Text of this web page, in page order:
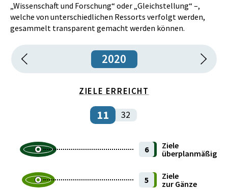
Familie, Kinder und Jugend
Gesundheit
Information, Beratung, Services
Öffentliche Finanzen
Recht und Sicherheit
„Wissenschaft und Forschung“ oder „Gleichstellung“ –,
welche von unterschiedlichen Ressorts verfolgt werden,
gesammelt transparent gemacht werden können.
2020
ZIELE ERREICHT
11 32
6
Ziele
überplanmäßig
5
Ziele
zur Gänze